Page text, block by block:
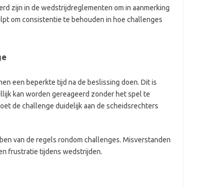
zijn in de wedstrijdreglementen om in aanmerking
om consistentie te behouden in hoe challenges
een beperkte tijd na de beslissing doen. Dit is
kan worden gereageerd zonder het spel te
de challenge duidelijk aan de scheidsrechters
van de regels rondom challenges. Misverstanden
frustratie tijdens wedstrijden.